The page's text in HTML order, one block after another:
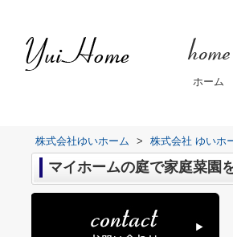
ホーム
株式会社ゆいホーム > 株式会社 ゆいホ
マイホームの庭で家庭菜園